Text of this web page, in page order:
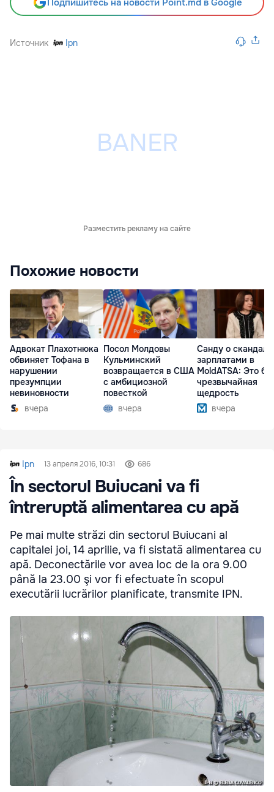
Источник Ipn
Разместить рекламу на сайте
Похожие новости
Адвокат Плахотнюка
обвиняет Тофана в
нарушении
презумпции
невиновности
вчера
Посол Молдовы
Кульминский
возвращается в США
с амбициозной
повесткой
вчера
Санду о
зарплатами в
MoldATSA: Это
чрезвычайная
щедрость
вчера
Ipn 13 апреля 2016, 10:31 686
În sectorul Buiucani va fi
întreruptă alimentarea cu apă
Pe mai multe străzi din sectorul Buiucani al
capitalei joi, 14 aprilie, va fi sistată alimentarea cu
apă. Deconectările vor avea loc de la ora 9.00
până la 23.00 şi vor fi efectuate în scopul
executării lucrărilor planificate, transmite IPN.